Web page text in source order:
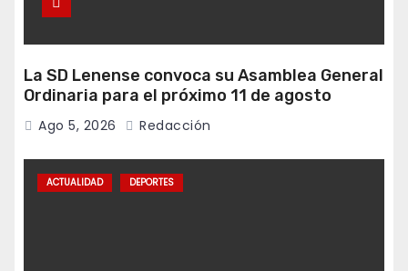
La SD Lenense convoca su Asamblea General
Ordinaria para el próximo 11 de agosto
Ago 5, 2026 Redacción
ACTUALIDAD DEPORTES